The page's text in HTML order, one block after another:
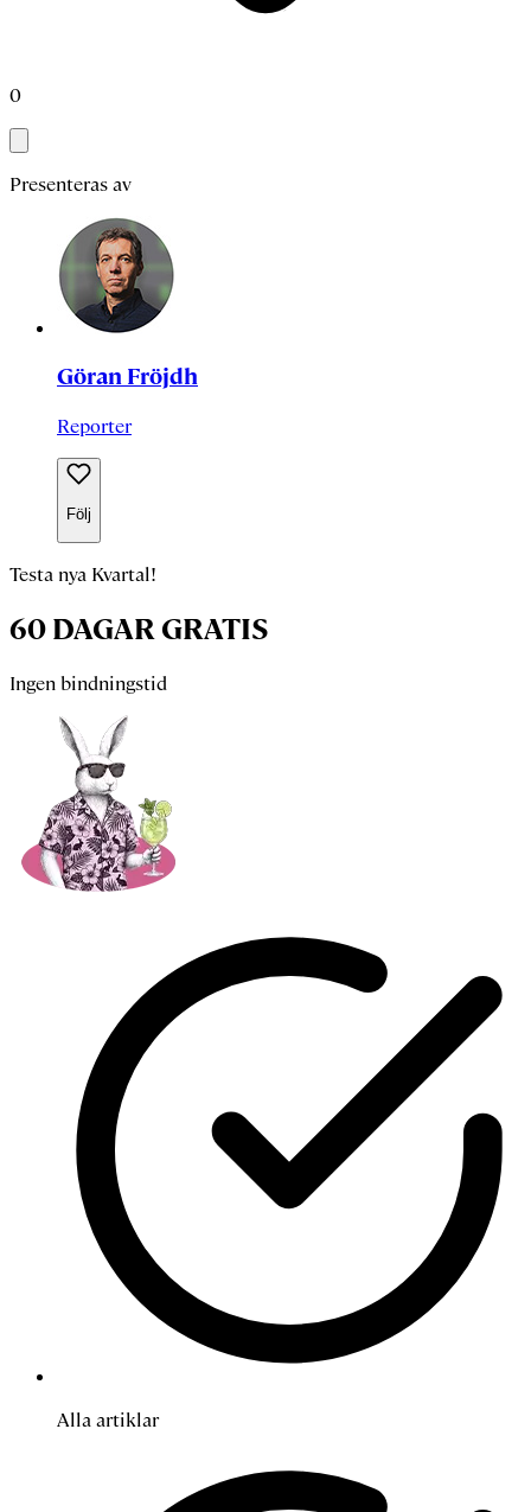
0
Presenteras av
Göran Fröjdh
Reporter
Följ
Testa nya Kvartal!
60 DAGAR GRATIS
Ingen bindningstid
Alla artiklar